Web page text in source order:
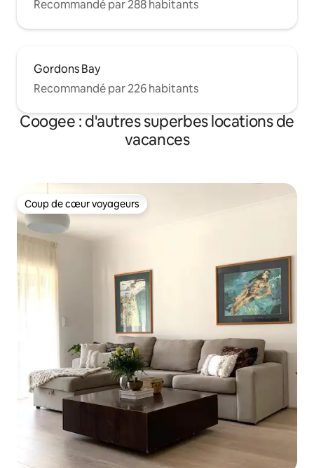
Recommandé par 288 habitants
Gordons Bay
Recommandé par 226 habitants
Coogee : d'autres superbes locations de
vacances
Coup de cœur voyageurs
Coup de cœur voyageurs